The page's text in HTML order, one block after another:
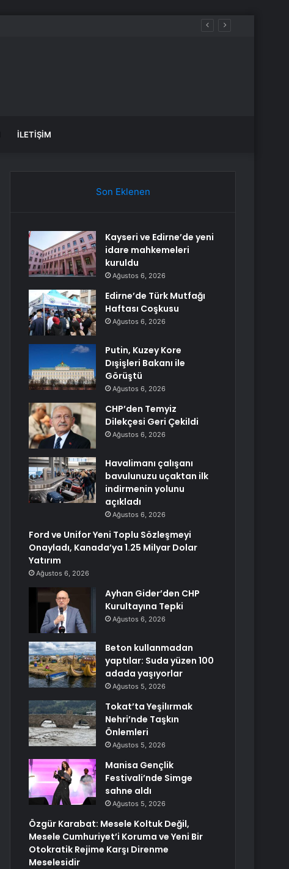
İLETIŞIM
Son Eklenen
Kayseri ve Edirne’de yeni
idare mahkemeleri
kuruldu
Ağustos 6, 2026
Edirne’de Türk Mutfağı
Haftası Coşkusu
Ağustos 6, 2026
Putin, Kuzey Kore
Dışişleri Bakanı ile
Görüştü
Ağustos 6, 2026
CHP’den Temyiz
Dilekçesi Geri Çekildi
Ağustos 6, 2026
Havalimanı çalışanı
bavulunuzu uçaktan ilk
indirmenin yolunu
açıkladı
Ağustos 6, 2026
Ford ve Unifor Yeni Toplu Sözleşmeyi
Onayladı, Kanada’ya 1.25 Milyar Dolar
Yatırım
Ağustos 6, 2026
Ayhan Gider’den CHP
Kurultayına Tepki
Ağustos 6, 2026
Beton kullanmadan
yaptılar: Suda yüzen 100
adada yaşıyorlar
Ağustos 5, 2026
Tokat’ta Yeşilırmak
Nehri’nde Taşkın
Önlemleri
Ağustos 5, 2026
Manisa Gençlik
Festivali’nde Simge
sahne aldı
Ağustos 5, 2026
Özgür Karabat: Mesele Koltuk Değil,
Mesele Cumhuriyet’i Koruma ve Yeni Bir
Otokratik Rejime Karşı Direnme
Meselesidir